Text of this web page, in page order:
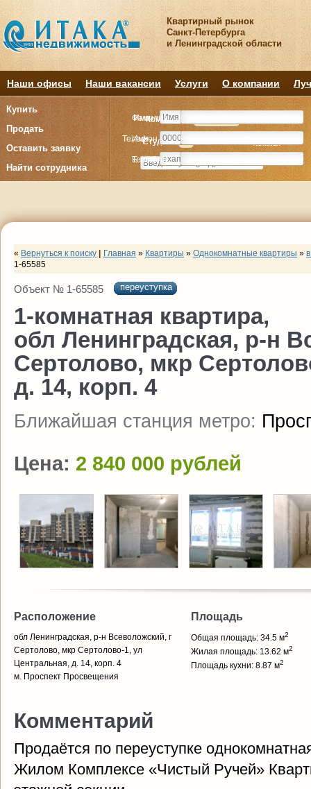
Квартирный рынок
Санкт-Петербурга
и Ленинградской области
Наши офисы Наши вакансии Услуги О компании
Купить
Продать
Оставить заявку
Найти сотрудника
Комнату
Студия Комнат
Комнату
Студия Комнат
Имя
Телефон
E-mail
Фамилия
Имя
Телефон
« Вернуться к поиску Главная » Квартиры » Однокомнатные квартиры »
1-65585
Объект № 1-65585 переуступка
1-комнатная квартира,
обл Ленинградская, р-н
Сертолово, мкр
д. 14, корп. 4
Ближайшая станция метро:
Цена: 2 840 000 рублей
Расположение
обл Ленинградская, р-н Всеволожский, г
Сертолово, мкр Сертолово-1, ул
Центральная, д. 14, корп. 4
м. Проспект Просвещения
Площадь
Общая площадь: 34.5 м2
Жилая площадь: 13.62 м2
Площадь кухни: 8.87 м2
Комментарий
Продаётся по переуступке
Жилом Комплексе «Чистый Ручей»